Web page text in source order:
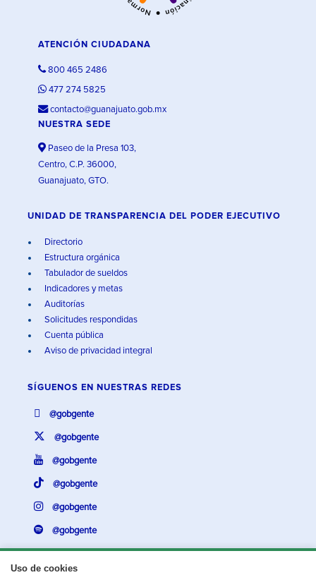
Uso de cookies
ATENCIÓN CIUDADANA
800 465 2486
477 274 5825
contacto@guanajuato.gob.mx
NUESTRA SEDE
Paseo de la Presa 103,
Centro, C.P. 36000,
Guanajuato, GTO.
UNIDAD DE TRANSPARENCIA DEL PODER EJECUTIVO
Directorio
Estructura orgánica
Tabulador de sueldos
Indicadores y metas
Auditorías
Solicitudes respondidas
Cuenta pública
Aviso de privacidad integral
SÍGUENOS EN NUESTRAS REDES
@gobgente
@gobgente
@gobgente
@gobgente
@gobgente
@gobgente